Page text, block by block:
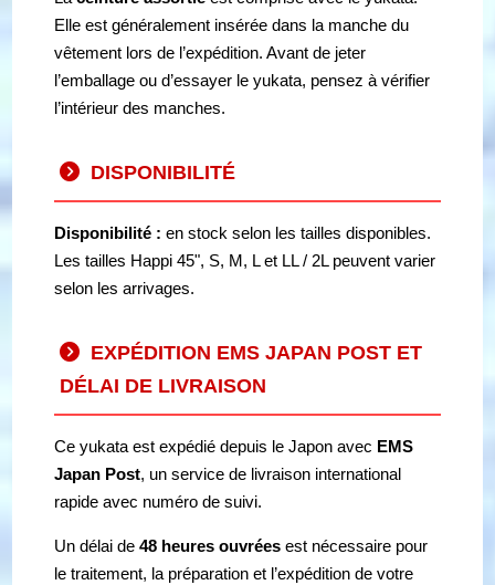
Elle est généralement insérée dans la manche du
vêtement lors de l’expédition. Avant de jeter
l’emballage ou d’essayer le yukata, pensez à vérifier
l’intérieur des manches.
DISPONIBILITÉ
Disponibilité : en stock selon les tailles disponibles.
Les tailles Happi 45", S, M, L et LL / 2L peuvent varier
selon les arrivages.
EXPÉDITION EMS JAPAN POST ET
DÉLAI DE LIVRAISON
Ce yukata est expédié depuis le Japon avec EMS
Japan Post, un service de livraison international
rapide avec numéro de suivi.
Un délai de48 heures ouvrées est nécessaire pour
le traitement, la préparation et l’expédition de votre